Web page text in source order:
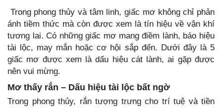
Trong phong thủy và tâm linh, giấc mơ không chỉ phản
ánh tiềm thức mà còn được xem là tín hiệu về vận khí
tương lai. Có những giấc mơ mang điềm lành, báo hiệu
tài lộc, may mắn hoặc cơ hội sắp đến. Dưới đây là 5
giấc mơ được xem là dấu hiệu cát lành, ai gặp được
nên vui mừng.
Mơ thấy rắn – Dấu hiệu tài lộc bất ngờ
Trong phong thủy, rắn tượng trưng cho trí tuệ và tiền